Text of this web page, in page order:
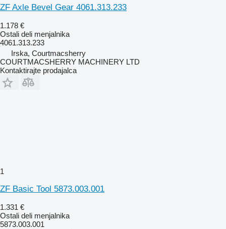
ZF Axle Bevel Gear 4061.313.233
1.178 €
Ostali deli menjalnika
4061.313.233
Irska, Courtmacsherry
COURTMACSHERRY MACHINERY LTD
Kontaktirajte prodajalca
1
ZF Basic Tool 5873.003.001
1.331 €
Ostali deli menjalnika
5873.003.001